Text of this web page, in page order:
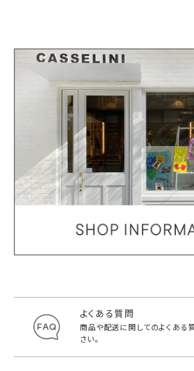
よくある質問
商品や配送に関してのよくある
さい。